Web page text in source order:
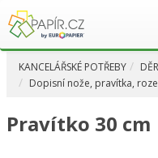
KANCELÁŘSKÉ POTŘEBY
Dopisní nože, pravítka,
Pravítko 30 cm